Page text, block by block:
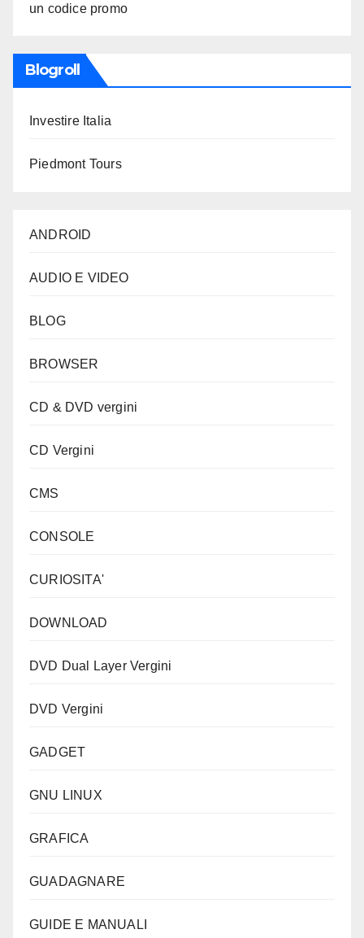
un codice promo
Blogroll
Investire Italia
Piedmont Tours
ANDROID
AUDIO E VIDEO
BLOG
BROWSER
CD & DVD vergini
CD Vergini
CMS
CONSOLE
CURIOSITA'
DOWNLOAD
DVD Dual Layer Vergini
DVD Vergini
GADGET
GNU LINUX
GRAFICA
GUADAGNARE
GUIDE E MANUALI